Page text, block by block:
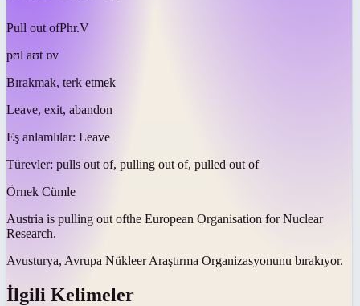
Pull out ofPhr.V
pʊl aʊt ɒv
Bırakmak, terk etmek
Leave, exit, abandon
Eş anlamlılar: Leave
Türevler: pulls out of, pulling out of, pulled out of
Örnek Cümle
Austria is pulling out ofthe European Organisation for Nuclear
Research.
Avusturya, Avrupa Nükleer Araştırma Organizasyonunu bırakıyor.
İlgili Kelimeler